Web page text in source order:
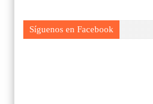
Síguenos en Facebook